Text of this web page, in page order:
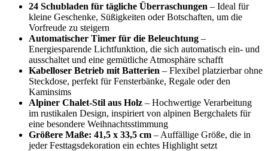
24 Schubladen für tägliche Überraschungen – Ideal für
kleine Geschenke, Süßigkeiten oder Botschaften, um die
Vorfreude zu steigern
Automatischer Timer für die Beleuchtung –
Energiesparende Lichtfunktion, die sich automatisch ein- und
ausschaltet und eine gemütliche Atmosphäre schafft
Kabelloser Betrieb mit Batterien – Flexibel platzierbar ohne
Steckdose, perfekt für Fensterbänke, Regale oder den
Kaminsims
Alpiner Chalet-Stil aus Holz – Hochwertige Verarbeitung
im rustikalen Design, inspiriert von alpinen Bergchalets für
eine besondere Weihnachtsstimmung
Größere Maße: 41,5 x 33,5 cm – Auffällige Größe, die in
jeder Festtagsdekoration ein echtes Highlight setzt